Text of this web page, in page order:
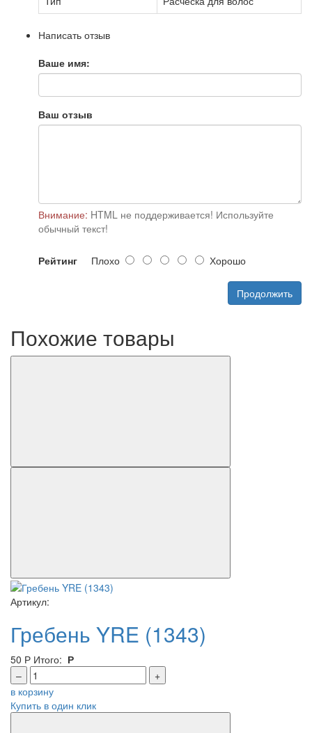
Написать отзыв
Ваше имя:
Ваш отзыв
Внимание: HTML не поддерживается! Используйте
обычный текст!
Рейтинг Плохо Хорошо
Продолжить
Похожие товары
Артикул:
Гребень YRE (1343)
50 Р Итого: Р
–
+
в корзину
Купить в один клик